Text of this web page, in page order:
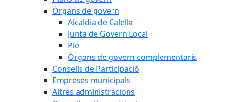
Òrgans de govern
Alcaldia de Calella
Junta de Govern Local
Ple
Òrgans de govern complementaris
Consells de Participació
Empreses municipals
Altres administracions